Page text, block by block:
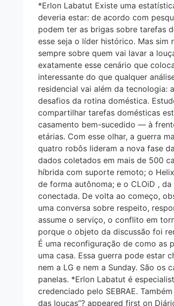
*Erlon Labatut Existe uma
deveria estar: de acordo com
podem ter as brigas sobre tarefas
esse seja o líder histórico. Mas sim
sempre sobre quem vai lavar a
exatamente esse cenário que
interessante do que qualquer
residencial vai além da tecnologia:
desafios da rotina doméstica.
compartilhar tarefas domésticas
casamento bem-sucedido — à
etárias. Com esse olhar, a guerra
quatro robôs lideram a nova fase
dados coletados em mais de 500
híbrida com suporte remoto; o
de forma autônoma; e o CLOiD ,
conectada. De volta ao começo,
uma conversa sobre respeito,
assume o serviço, o conflito em
porque o objeto da discussão foi
É uma reconfiguração de como
uma casa. Essa guerra pode estar
nem a LG e nem a Sunday. São
panelas. *Erlon Labatut é
credenciado pelo SEBRAE.
das louças”? appeared first on